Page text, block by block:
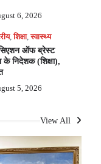
6, 2026
,शिक्षा,स्वास्थ्य
ऑफ ब्रेस्ट
निदेशक (शिक्षा),
5, 2026
View All